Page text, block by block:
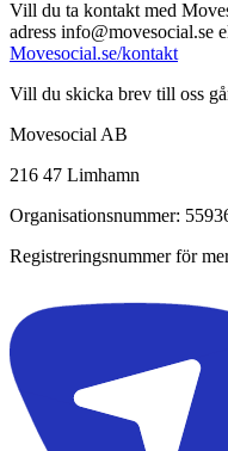
Vill du ta kontakt med
adress info@movesocial.se
Movesocial.se/kontakt
Vill du skicka brev till oss
Movesocial AB
216 47 Limhamn
Organisationsnummer:
Registreringsnummer för